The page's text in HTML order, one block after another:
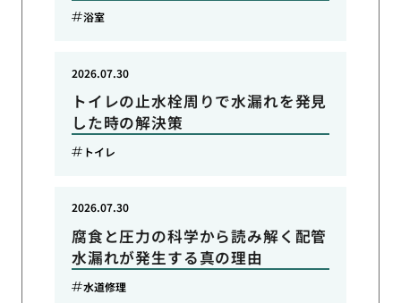
浴室
トイレの止水栓周りで水漏れを発見
した時の解決策
2026.07.30
トイレ
腐食と圧力の科学から読み解く配管
水漏れが発生する真の理由
2026.07.30
水道修理